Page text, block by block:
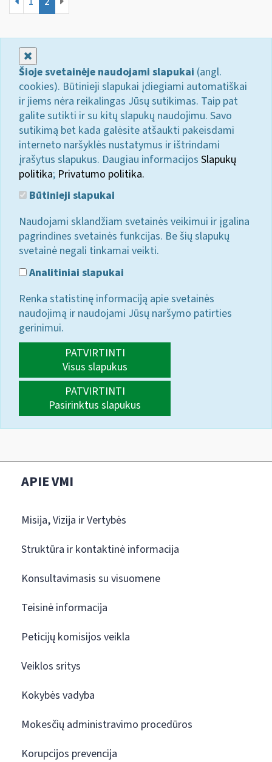
Šioje svetainėje naudojami slapukai (angl.
cookies). Būtinieji slapukai įdiegiami automatiškai
ir jiems nėra reikalingas Jūsų sutikimas. Taip pat
galite sutikti ir su kitų slapukų naudojimu. Savo
sutikimą bet kada galėsite atšaukti pakeisdami
interneto naršyklės nustatymus ir ištrindami
įrašytus slapukus. Daugiau informacijos Slapukų
politika; Privatumo politika.
Būtinieji slapukai
Naudojami sklandžiam svetainės veikimui ir įgalina
pagrindines svetainės funkcijas. Be šių slapukų
svetainė negali tinkamai veikti.
Analitiniai slapukai
Renka statistinę informaciją apie svetainės
naudojimą ir naudojami Jūsų naršymo patirties
gerinimui.
PATVIRTINTI
Visus slapukus
PATVIRTINTI
Pasirinktus slapukus
APIE VMI
Misija, Vizija ir Vertybės
Struktūra ir kontaktinė informacija
Konsultavimasis su visuomene
Teisinė informacija
Peticijų komisijos veikla
Veiklos sritys
Kokybės vadyba
Mokesčių administravimo procedūros
Korupcijos prevencija